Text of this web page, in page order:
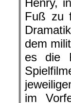
Henry,
Fuß zu
dem
es die
im